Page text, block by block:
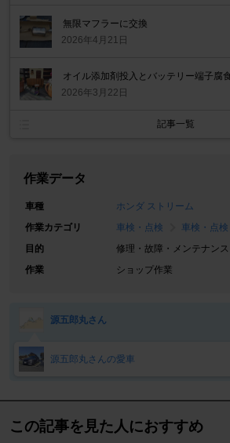
無限マフラーに交換
2026年4月21日
オイル添加剤投入とバッテリー端子腐
2026年3月22日
記事一覧
作業データ
車種
ホンダ ストリーム
作業カテゴリ
車検・点検 車検・点検
目的
修理・故障・メンテナンス
作業
ショップ作業
源五郎丸さん
源五郎丸さんの愛車
この記事を見た人におすすめ